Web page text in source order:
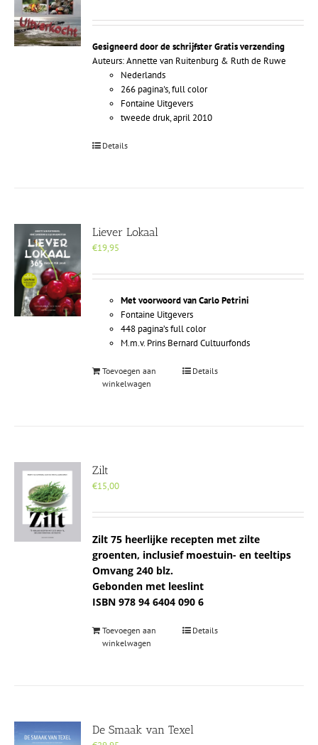
Gesigneerd door de schrijfsterGratis verzending
Auteurs: Annette van Ruitenburg & Ruth de Ruwe
Nederlands
266 pagina's, full color
Fontaine Uitgevers
tweede druk, april 2010
Details
Liever Lokaal
€19,95
Met voorwoord van Carlo Petrini
Fontaine Uitgevers
448 pagina’s full color
M.m.v. Prins Bernard Cultuurfonds
Toevoegen aan
winkelwagen
Details
Zilt
€15,00
Zilt 75 heerlijke recepten met zilte
groenten, inclusief moestuin- en teeltips
Omvang 240 blz.
Gebonden met leeslint
ISBN 978 94 6404 090 6
Toevoegen aan
winkelwagen
Details
De Smaak van Texel